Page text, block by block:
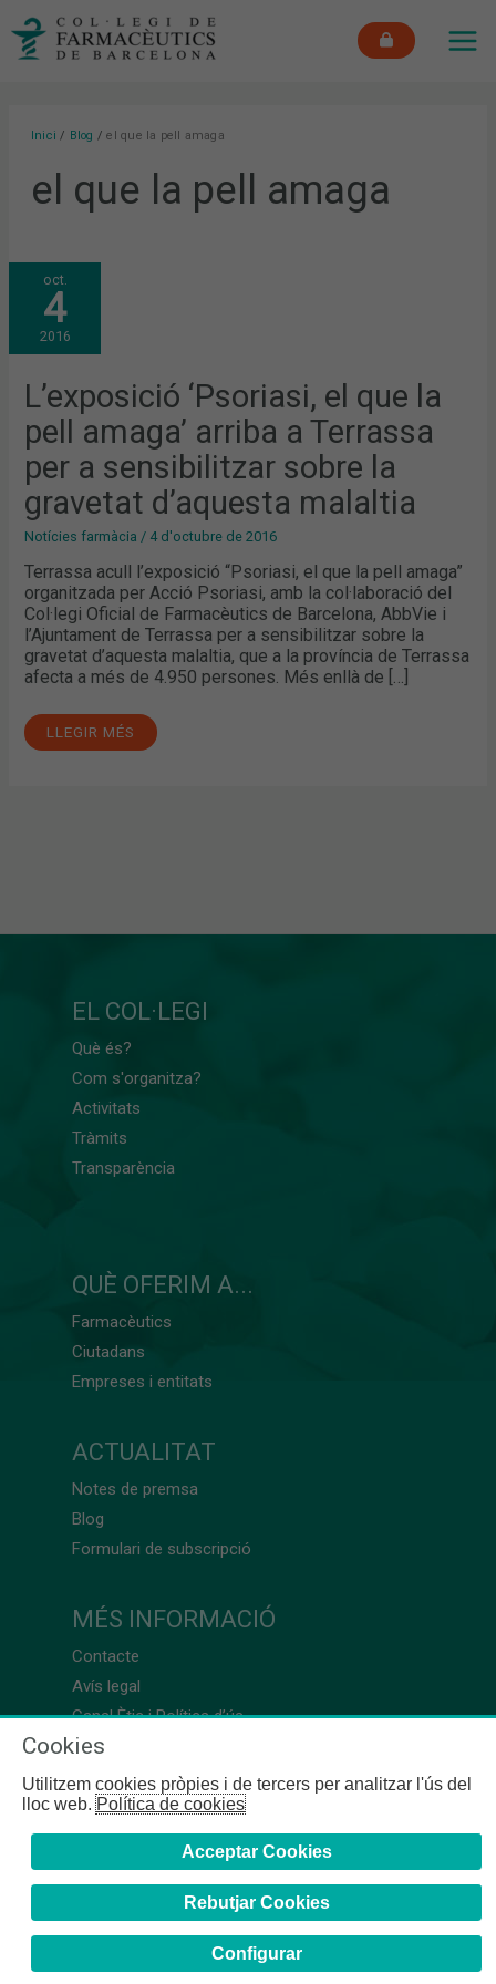
Inici Blog el que la pell amaga
el que la pell amaga
oct.
4
2016
L’exposició ‘Psoriasi, el que la
pell amaga’ arriba a Terrassa
per a sensibilitzar sobre la
gravetat d’aquesta malaltia
Notícies farmàcia / 4 d'octubre de 2016
Terrassa acull l’exposició “Psoriasi, el que la pell amaga”
organitzada per Acció Psoriasi, amb la col·laboració del
Col·legi Oficial de Farmacèutics de Barcelona, AbbVie i
l’Ajuntament de Terrassa per a sensibilitzar sobre la
gravetat d’aquesta malaltia, que a la província de Terrassa
afecta a més de 4.950 persones. Més enllà de […]
L’EXPOSICIÓ
‘PSORIASI,
EL
QUE
LA
PELL
AMAGA’
A
TERRASSA
PER
A
SENSIBILITZAR
LA
GRAVETAT
D’AQUESTA
MALALTIA
LLEGIR MÉS
EL COL·LEGI
Què és?
Com s'organitza?
Activitats
Tràmits
Transparència
QUÈ OFERIM A...
Farmacèutics
Ciutadans
Empreses i entitats
ACTUALITAT
Notes de premsa
Blog
Formulari de subscripció
MÉS INFORMACIÓ
Contacte
Avís legal
Canal Ètic i Política d’ús
Cookies
Utilitzem cookies pròpies i de tercers per analitzar l'ús del
lloc web.Política de cookies
Acceptar Cookies
Rebutjar Cookies
Configurar